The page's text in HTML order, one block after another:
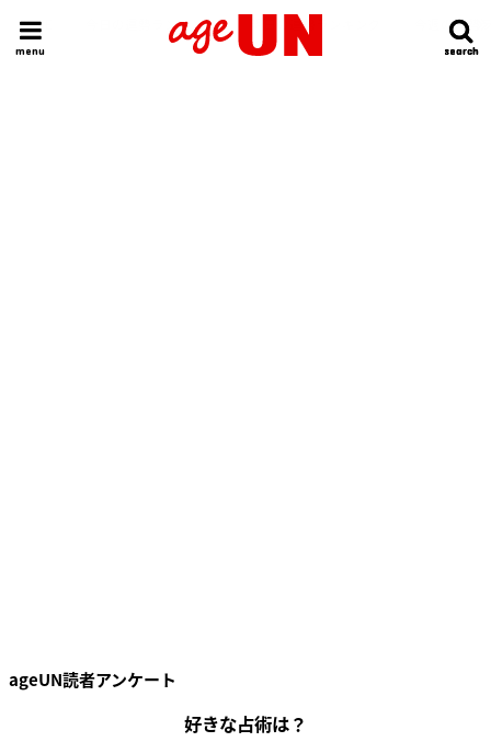
search
search
menu
HOME 今日の運勢ランキング 明日の運勢ランキング 今週の運勢
ageUN読者アンケート
好きな占術は？